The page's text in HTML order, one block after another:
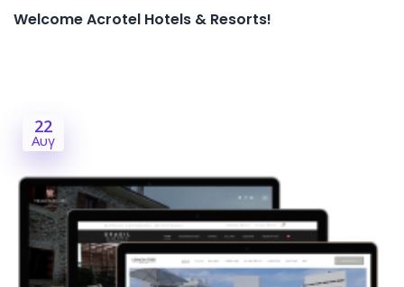
Welcome Acrotel Hotels & Resorts!
22
Αυγ